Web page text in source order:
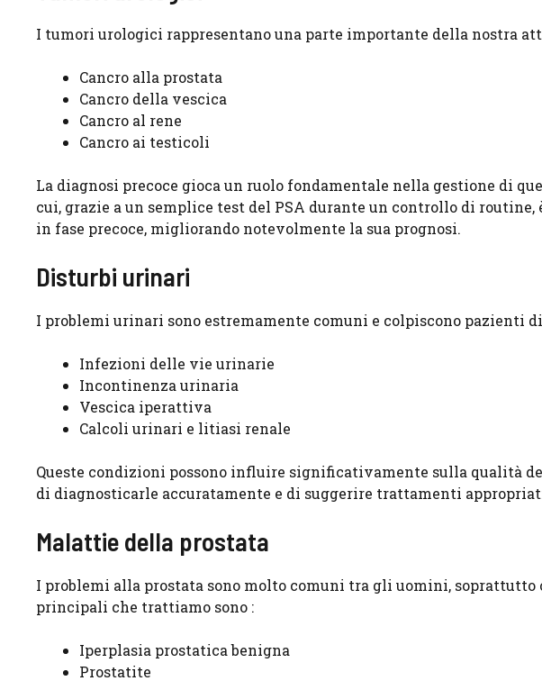
I tumori urologici rappresentano una parte importante della nostra
Cancro alla prostata
Cancro della vescica
Cancro al rene
Cancro ai testicoli
La diagnosi precoce gioca un ruolo fondamentale nella gestione di
cui, grazie a un semplice test del PSA durante un controllo di
in fase precoce, migliorando notevolmente la sua prognosi.
Disturbi urinari
I problemi urinari sono estremamente comuni e colpiscono pazienti
Infezioni delle vie urinarie
Incontinenza urinaria
Vescica iperattiva
Calcoli urinari e litiasi renale
Queste condizioni possono influire significativamente sulla qualità
di diagnosticarle accuratamente e di suggerire trattamenti
Malattie della prostata
I problemi alla prostata sono molto comuni tra gli uomini,
principali che trattiamo sono :
Iperplasia prostatica benigna
Prostatite